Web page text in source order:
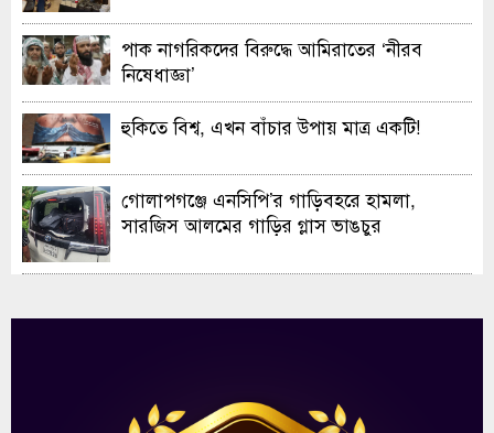
পাক নাগরিকদের বিরুদ্ধে আমিরাতের ‘নীরব
নিষেধাজ্ঞা’
হুকিতে বিশ্ব, এখন বাঁচার উপায় মাত্র একটি!
গোলাপগঞ্জে এনসিপি’র গাড়িবহরে হামলা,
সারজিস আলমের গাড়ির গ্লাস ভাঙচুর